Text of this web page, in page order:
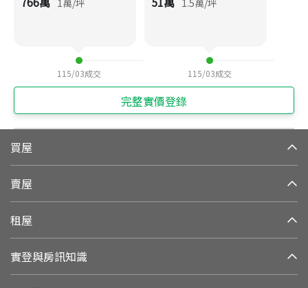
1萬/坪
115/03成交
1.5萬/坪
115/03成交
完整實價登錄
買屋
賣屋
租屋
實登與房訊知識